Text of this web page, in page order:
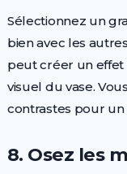
Sélectionnez un
bien avec les
peut créer un effet
visuel du vase.
contrastes pour
8. Osez les